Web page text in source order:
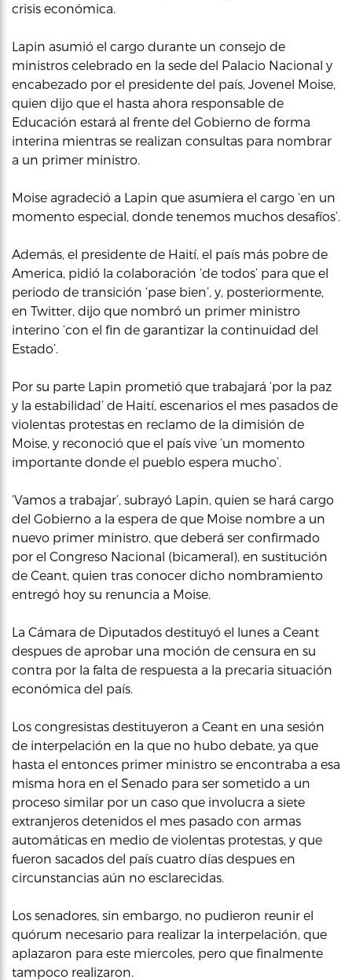
crisis económica.
Lapin asumió el cargo durante un consejo de
ministros celebrado en la sede del Palacio Nacional y
encabezado por el presidente del país, Jovenel Moise,
quien dijo que el hasta ahora responsable de
Educación estará al frente del Gobierno de forma
interina mientras se realizan consultas para nombrar
a un primer ministro.
Moise agradeció a Lapin que asumiera el cargo ‘en un
momento especial, donde tenemos muchos desafíos’.
Además, el presidente de Haití, el país más pobre de
America, pidió la colaboración ‘de todos’ para que el
periodo de transición ‘pase bien’, y, posteriormente,
en Twitter, dijo que nombró un primer ministro
interino ‘con el fin de garantizar la continuidad del
Estado’.
Por su parte Lapin prometió que trabajará ‘por la paz
y la estabilidad’ de Haití, escenarios el mes pasados de
violentas protestas en reclamo de la dimisión de
Moise, y reconoció que el país vive ‘un momento
importante donde el pueblo espera mucho’.
‘Vamos a trabajar’, subrayó Lapin, quien se hará cargo
del Gobierno a la espera de que Moise nombre a un
nuevo primer ministro, que deberá ser confirmado
por el Congreso Nacional (bicameral), en sustitución
de Ceant, quien tras conocer dicho nombramiento
entregó hoy su renuncia a Moise.
La Cámara de Diputados destituyó el lunes a Ceant
despues de aprobar una moción de censura en su
contra por la falta de respuesta a la precaria situación
económica del país.
Los congresistas destituyeron a Ceant en una sesión
de interpelación en la que no hubo debate, ya que
hasta el entonces primer ministro se encontraba a esa
misma hora en el Senado para ser sometido a un
proceso similar por un caso que involucra a siete
extranjeros detenidos el mes pasado con armas
automáticas en medio de violentas protestas, y que
fueron sacados del país cuatro días despues en
circunstancias aún no esclarecidas.
Los senadores, sin embargo, no pudieron reunir el
quórum necesario para realizar la interpelación, que
aplazaron para este miercoles, pero que finalmente
tampoco realizaron.